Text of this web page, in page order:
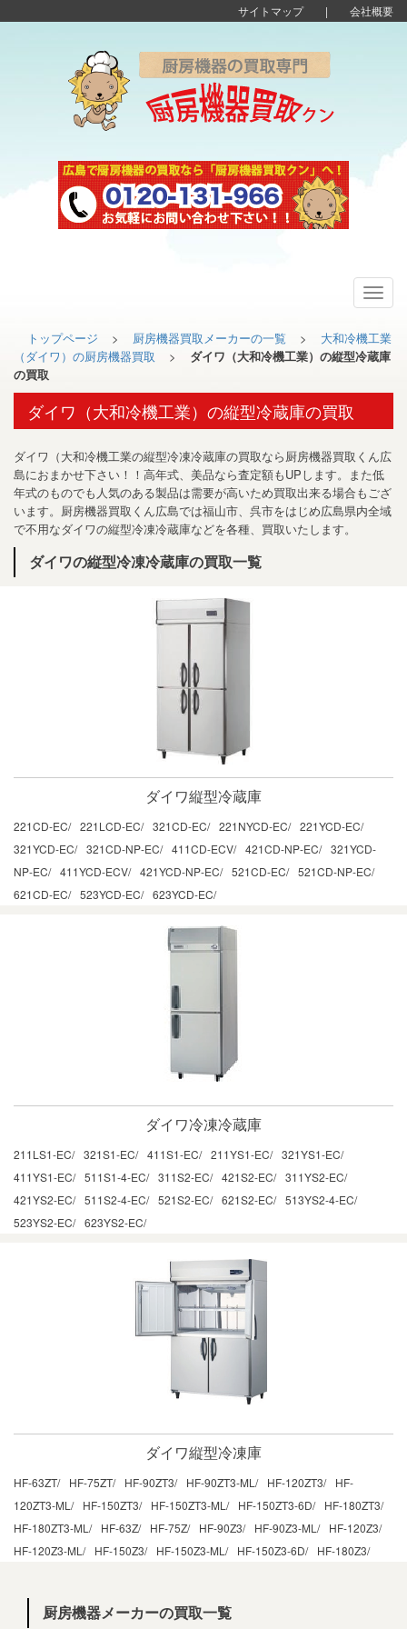
サイトマップ| 会社概要
トップページ > 厨房機器買取メーカーの一覧 >
大和冷機工業
（ダイワ）の厨房機器買取
>
ダイワ（大和冷機工業）の縦型冷蔵庫
の買取
ダイワ（大和冷機工業）の縦型冷蔵庫の買取
ダイワ（大和冷機工業の縦型冷凍冷蔵庫の買取なら厨房機器買取くん広
島におまかせ下さい！！高年式、美品なら査定額もUPします。また低
年式のものでも人気のある製品は需要が高いため買取出来る場合もござ
います。厨房機器買取くん広島では福山市、呉市をはじめ広島県内全域
で不用なダイワの縦型冷凍冷蔵庫などを各種、買取いたします。
ダイワの縦型冷凍冷蔵庫の買取一覧
ダイワ縦型冷蔵庫
221CD-EC/ 221LCD-EC/ 321CD-EC/ 221NYCD-EC/ 221YCD-EC/
321YCD-EC/ 321CD-NP-EC/ 411CD-ECV/ 421CD-NP-EC/ 321YCD-
NP-EC/ 411YCD-ECV/ 421YCD-NP-EC/ 521CD-EC/ 521CD-NP-EC/
621CD-EC/ 523YCD-EC/ 623YCD-EC/
ダイワ冷凍冷蔵庫
211LS1-EC/ 321S1-EC/ 411S1-EC/ 211YS1-EC/ 321YS1-EC/
411YS1-EC/ 511S1-4-EC/ 311S2-EC/ 421S2-EC/ 311YS2-EC/
421YS2-EC/ 511S2-4-EC/ 521S2-EC/ 621S2-EC/ 513YS2-4-EC/
523YS2-EC/ 623YS2-EC/
ダイワ縦型冷凍庫
HF-63ZT/ HF-75ZT/ HF-90ZT3/ HF-90ZT3-ML/ HF-120ZT3/
HF-
120ZT3-ML/
HF-150ZT3/ HF-150ZT3-ML/ HF-150ZT3-6D/
HF-180ZT3/
HF-180ZT3-ML/
HF-63Z/ HF-75Z/ HF-90Z3/ HF-90Z3-ML/
HF-120Z3/
HF-120Z3-ML/
HF-150Z3/ HF-150Z3-ML/ HF-150Z3-6D/ HF-180Z3/
厨房機器メーカーの買取一覧